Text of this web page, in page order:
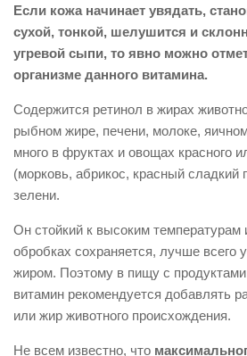
Если кожа начинает увядать,
сухой, тонкой, шелушится и
угревой сыпи, то явно можно
организме данного витамина.
Содержится ретинол в жирах
рыбном жире, печени, молоке,
много в фруктах и овощах красного
(морковь, абрикос, красный сладкий
зелени.
Он стойкий к высоким температурам
обробках сохраняется, лучше всего
жиром. Поэтому в пищу с
витамин рекомендуется добавлять
или жир животного происхождения.
Не всем известно, что